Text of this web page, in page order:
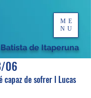
de Itaperuna
ME
NU
06
capaz de sofrer l Lucas